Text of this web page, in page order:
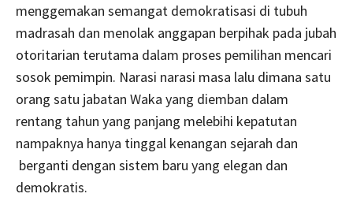
menggemakan semangat demokratisasi di tubuh
madrasah dan menolak anggapan berpihak pada jubah
otoritarian terutama dalam proses pemilihan mencari
sosok pemimpin. Narasi narasi masa lalu dimana satu
orang satu jabatan Waka yang diemban dalam
rentang tahun yang panjang melebihi kepatutan
nampaknya hanya tinggal kenangan sejarah dan
berganti dengan sistem baru yang elegan dan
demokratis.